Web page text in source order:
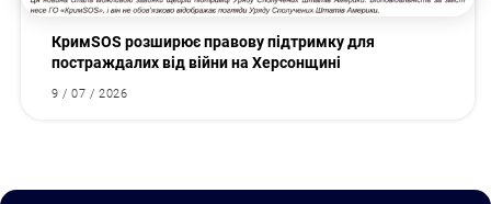
КримSOS розширює правову підтримку для
постраждалих від війни на Херсонщині
9 / 07 / 2026